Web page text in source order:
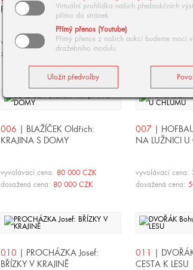
Virtuální prohlídka našich předaukčních
přímo do stránek
Přímý přenos (Youtube)
Přímý přenos z našich aukcí budeme moci
dražebního modulu
PINIOVÝ HÁJ
vyvolávací cena:90 000 CZK
zpět
vyvolávací cena:
006 | BLAŽÍČEK Oldřich:
KRAJINA S DOMY
vyvolávací cena: 80 000 CZK
dosažená cena: 80 000 CZK
007 |
NA LUŽNICI U
vyvolávací cena:
dosažená cena:
010 | PROCHÁZKA Josef:
BŘÍZKY V KRAJINĚ
011 |
CESTA K LESU